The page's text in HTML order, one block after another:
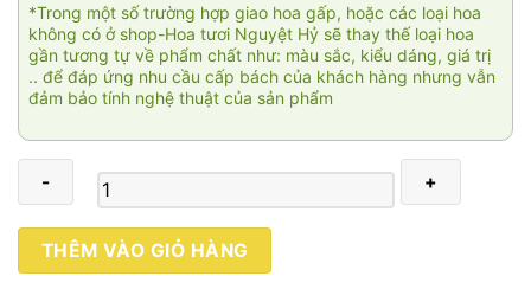
*Trong một số trường hợp giao hoa gấp, hoặc các loại hoa
không có ở shop-Hoa tươi Nguyệt Hỷ sẽ thay thế loại hoa
gần tương tự về phẩm chất như: màu sắc, kiểu dáng, giá trị
.. để đáp ứng nhu cầu cấp bách của khách hàng nhưng vẫn
đảm bảo tính nghệ thuật của sản phẩm
hoa
THÊM VÀO GIỎ HÀNG